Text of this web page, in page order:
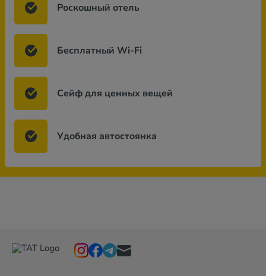
Роскошный отель
Бесплатный Wi-Fi
Сейф для ценных вещей
Удобная автостоянка